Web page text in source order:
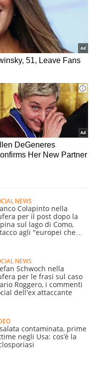
NEWS
Colapinto nella
per il post dopo la
sul lago di Como,
agli "europei che
NEWS
Schwoch nella
per le frasi sul caso
Roggero, i commenti
dell'ex attaccante
contaminata, prime
negli Usa: cos’è la